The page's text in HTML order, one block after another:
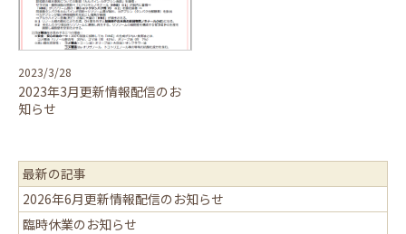
2023/3/28
2023年3月更新情報配信のお
知らせ
最新の記事
2026年6月更新情報配信のお知らせ
臨時休業のお知らせ